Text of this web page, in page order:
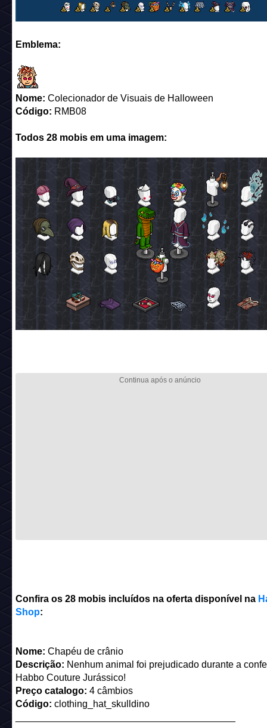
Emblema:
Nome: Colecionador de Visuais de Halloween
Código: RMB08
Todos 28 mobis em uma imagem:
Confira os 28 mobis incluídos na oferta disponível na
Shop:
Nome: Chapéu de crânio
Descrição: Nenhum animal foi prejudicado durante a
Habbo Couture Jurássico!
Preço catalogo: 4 câmbios
Código: clothing_hat_skulldino